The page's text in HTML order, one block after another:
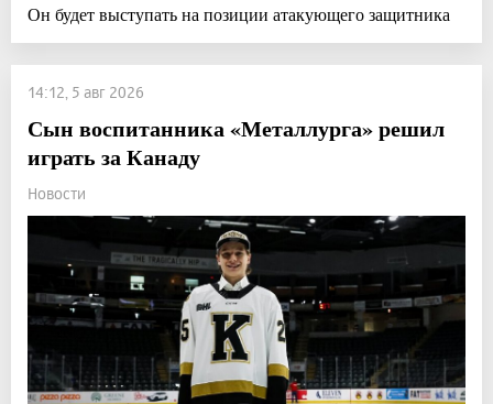
Он будет выступать на позиции атакующего защитника
14:12, 5 авг 2026
Сын воспитанника «Металлурга» решил
играть за Канаду
Новости